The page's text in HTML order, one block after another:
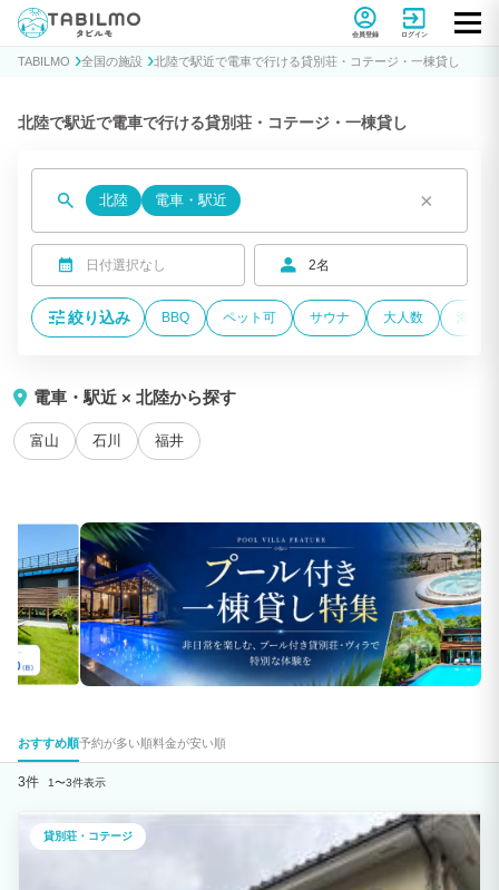
貸別荘コテージ・一棟貸し宿泊予約サイトTABILMO(タビルモ)
会員登録 ログイン
TABILMO 全国の施設 北陸で駅近で電車で行ける貸別荘・コテージ・一棟貸し
北陸で駅近で電車で行ける貸別荘・コテージ・一棟貸し
北陸 電車・駅近 ×
日付選択なし 2名
絞り込み BBQ ペット可 サウナ 大人数 海が
電車・駅近 × 北陸から探す
富山 石川 福井
おすすめ順予約が多い順料金が安い順
3件 1〜3件表示
貸別荘・コテージ